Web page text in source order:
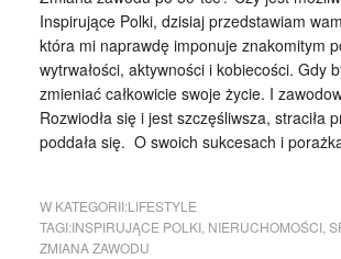
Inspirujące Polki, dzisiaj przedstawiam
która mi naprawdę imponuje znakomitym
wytrwałości, aktywności i kobiecości. Gdy
zmieniać całkowicie swoje życie. I
Rozwiodła się i jest szczęśliwsza, straciła
poddała się. O swoich sukcesach i
W KATEGORII:LIFESTYLE
TAGI:INSPIRUJĄCE POLKI, NIERUCHOMOŚCI,
ZMIANA ZAWODU